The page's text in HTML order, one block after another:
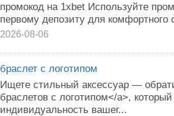
промокод на 1xbet Используйте
первому депозиту для комфортного
2026-08-06
браслет с логотипом
Ищете стильный аксессуар —
браслетов с логотипом</a>,
индивидуальность вашег...